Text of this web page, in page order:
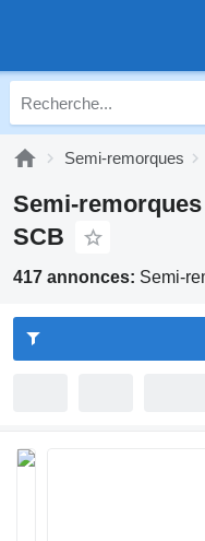
Semi-remorques
Semi-
SCB
417 annonces: Semi-